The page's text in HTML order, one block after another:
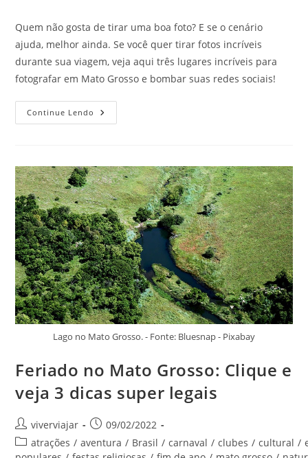
Quem não gosta de tirar uma boa foto? E se o cenário
ajuda, melhor ainda. Se você quer tirar fotos incríveis
durante sua viagem, veja aqui três lugares incríveis para
fotografar em Mato Grosso e bombar suas redes sociais!
Continue Lendo Fotografar
Em
3
Lugares
Para
Fazer
Fotos
Incríveis
Lago no Mato Grosso. - Fonte: Bluesnap - Pixabay
Feriado no Mato Grosso: Clique e
veja 3 dicas super legais
Autor
do
post:
viverviajar
Post
publicado:
09/02/2022
Categoria
atrações / aventura / Brasil / carnaval / clubes / cultural /